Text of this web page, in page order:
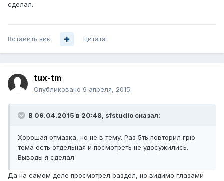
сделал.
Вставить ник Цитата
tux-tm
Опубликовано 9 апреля, 2015
В 09.04.2015 в 20:48, sfstudio сказал:
Хорошая отмазка, но не в тему. Раз 5ть повторил грю
тема есть отдельная и посмотреть не удосужились.
Выводы я сделал.
Да на самом деле просмотрел раздел, но видимо глазами